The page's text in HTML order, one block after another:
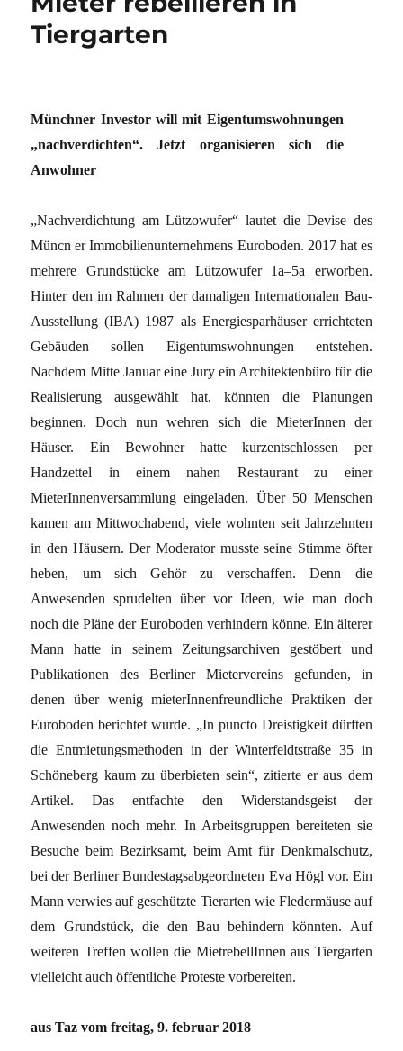
Tiergarten
Münchner Investor will mit Eigentumswohnungen
„nachverdichten“. Jetzt organisieren sich die
Anwohner
„Nachverdichtung am Lützowufer“ lautet die Devise des
Müncn er Immobilienunternehmens Euroboden. 2017 hat es
mehrere Grundstücke am Lützowufer 1a–5a erworben.
Hinter den im Rahmen der damaligen Internationalen Bau-
Ausstellung (IBA) 1987 als Energiesparhäuser errichteten
Gebäuden sollen Eigentumswohnungen entstehen.
Nachdem Mitte Januar eine Jury ein Architektenbüro für die
Realisierung ausgewählt hat, könnten die Planungen
beginnen. Doch nun wehren sich die MieterInnen der
Häuser. Ein Bewohner hatte kurzentschlossen per
Handzettel in einem nahen Restaurant zu einer
MieterInnenversammlung eingeladen. Über 50 Menschen
kamen am Mittwochabend, viele wohnten seit Jahrzehnten
in den Häusern. Der Moderator musste seine Stimme öfter
heben, um sich Gehör zu verschaffen. Denn die
Anwesenden sprudelten über vor Ideen, wie man doch
noch die Pläne der Euroboden verhindern könne. Ein älterer
Mann hatte in seinem Zeitungsarchiven gestöbert und
Publikationen des Berliner Mietervereins gefunden, in
denen über wenig mieterInnenfreundliche Praktiken der
Euroboden berichtet wurde. „In puncto Dreistigkeit dürften
die Entmietungsmethoden in der Winterfeldtstraße 35 in
Schöneberg kaum zu überbieten sein“, zitierte er aus dem
Artikel. Das entfachte den Widerstandsgeist der
Anwesenden noch mehr. In Arbeitsgruppen bereiteten sie
Besuche beim Bezirksamt, beim Amt für Denkmalschutz,
bei der Berliner Bundestagsabgeordneten Eva Högl vor. Ein
Mann verwies auf geschützte Tierarten wie Fledermäuse auf
dem Grundstück, die den Bau behindern könnten. Auf
weiteren Treffen wollen die MietrebellInnen aus Tiergarten
vielleicht auch öffentliche Proteste vorbereiten.
aus Taz vom freitag, 9. februar 2018